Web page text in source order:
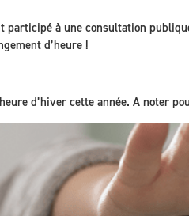
participé à une consultation
d’heure !
d’hiver cette année. A noter